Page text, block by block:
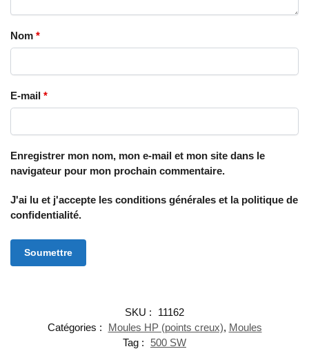
Nom *
E-mail *
Enregistrer mon nom, mon e-mail et mon site dans le
navigateur pour mon prochain commentaire.
J'ai lu et j'accepte les conditions générales et la politique de
confidentialité.
SKU :
11162
Catégories :
Moules HP (points creux), Moules
Tag :
500 SW